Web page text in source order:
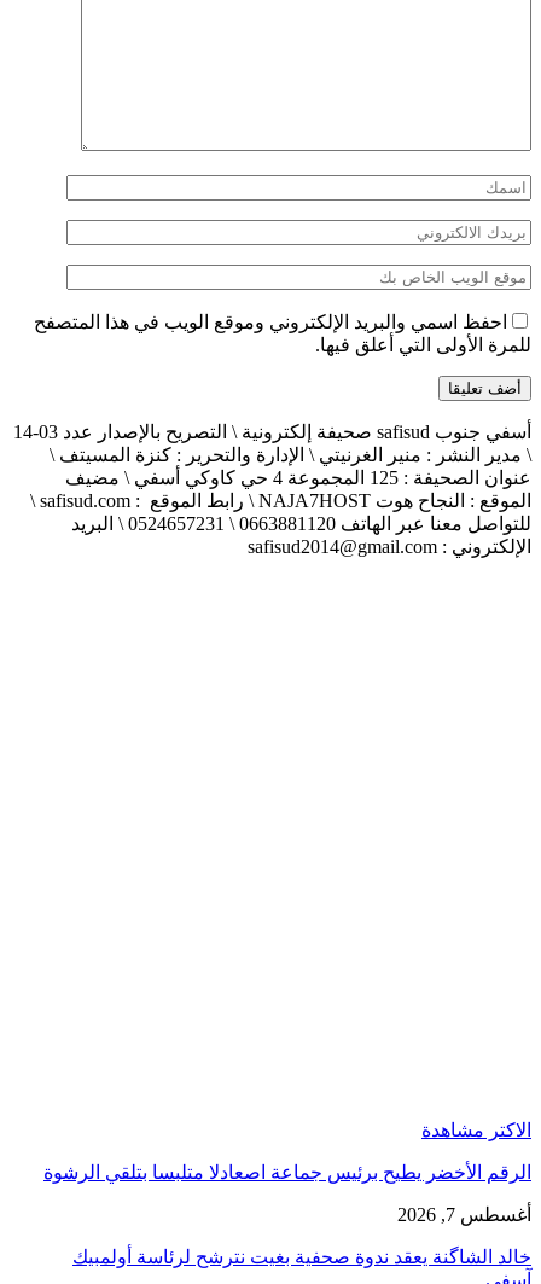
احفظ اسمي والبريد الإلكتروني وموقع الويب في هذا المتصفح
للمرة الأولى التي أعلق فيها.
أسفي جنوب safisud صحيفة إلكترونية \ التصريح بالإصدار عدد 03-14
\ مدير النشر : منير الغرنيتي \ الإدارة والتحرير : كنزة المسيتف \
عنوان الصحيفة : 125 المجموعة 4 حي كاوكي أسفي \ مضيف
الموقع : النجاح هوت NAJA7HOST \ رابط الموقع : safisud.com \
للتواصل معنا عبر الهاتف 0663881120 \ 0524657231 \ البريد
الإلكتروني : safisud2014@gmail.com
الاكتر مشاهدة
الرقم الأخضر يطيح برئيس جماعة اصعادلا متلبسا بتلقي الرشوة
أغسطس 7, 2026
خالد الشاگنة يعقد ندوة صحفية بغيت نترشح لرئاسة أولمبيك
آسفي…